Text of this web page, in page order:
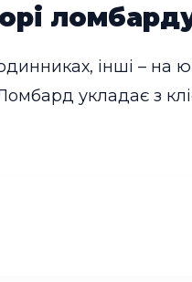
інші – на
укладає з